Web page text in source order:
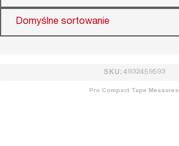
Domyślne sortowanie
SKU: 4932459593
Pro Compact Tape Measures